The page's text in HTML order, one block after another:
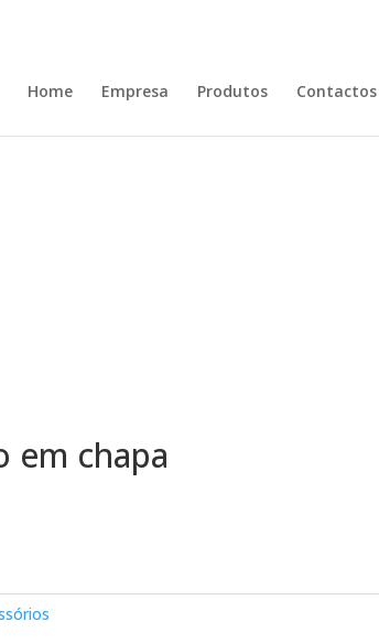
Home Empresa Produtos Contactos
em chapa